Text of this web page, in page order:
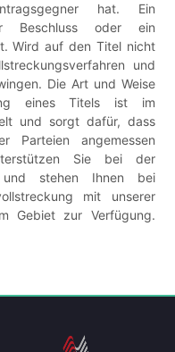
hat. Ein
Beschluss oder ein
Wird auf den Titel nicht
und
Die Art und Weise
eines Titels ist im
und sorgt dafür, dass
Parteien angemessen
Sie bei der
und stehen Ihnen bei
mit unserer
Gebiet zur Verfügung.